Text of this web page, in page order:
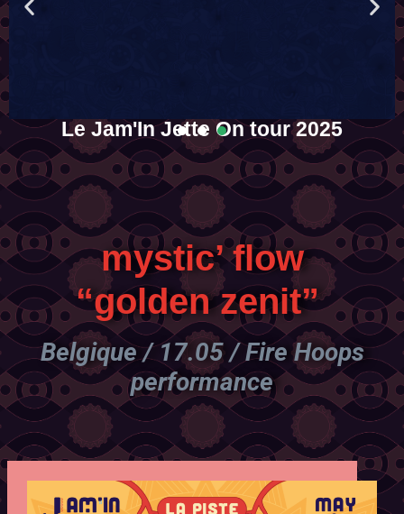
mystic’ flow
“golden zenit”
Belgique / 17.05 / Fire Hoops
performance